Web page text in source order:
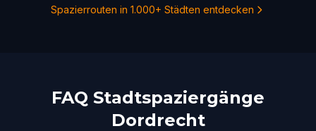
Spazierrouten in 1.000+ Städten entdecken
FAQ Stadtspaziergänge
Dordrecht